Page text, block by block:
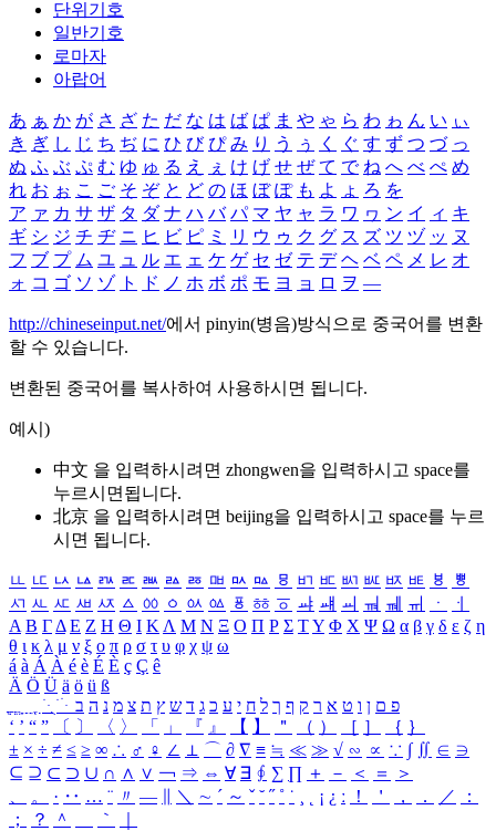
단위기호
일반기호
로마자
아랍어
あ ぁ か が さ ざ た だ な は ば ぱ ま や ゃ ら わ ゎ ん い ぃ
き ぎ し じ ち ぢ に ひ び ぴ み り う ぅ く ぐ す ず つ づ っ
ぬ ふ ぶ ぷ む ゆ ゅ る え ぇ け げ せ ぜ て で ね へ べ ぺ め
れ お ぉ こ ご そ ぞ と ど の ほ ぼ ぽ も よ ょ ろ を
ア ァ カ サ ザ タ ダ ナ ハ バ パ マ ヤ ャ ラ ワ ヮ ン イ ィ キ
ギ シ ジ チ ヂ ニ ヒ ビ ピ ミ リ ウ ゥ ク グ ス ズ ツ ヅ ッ ヌ
フ ブ プ ム ユ ュ ル エ ェ ケ ゲ セ ゼ テ デ ヘ ベ ペ メ レ オ
ォ コ ゴ ソ ゾ ト ド ノ ホ ボ ポ モ ヨ ョ ロ ヲ ―
http://chineseinput.net/에서 pinyin(병음)방식으로 중국어를 변환
할 수 있습니다.
변환된 중국어를 복사하여 사용하시면 됩니다.
예시)
中文 을 입력하시려면 zhongwen을 입력하시고 space를
누르시면됩니다.
北京 을 입력하시려면 beijing을 입력하시고 space를 누르
시면 됩니다.
ㅥ ㅦ ㅧ ㅨ ㅩ ㅪ ㅫ ㅬ ㅭ ㅮ ㅯ ㅰ ㅱ ㅲ ㅳ ㅴ ㅵ ㅶ ㅷ ㅸ
ㅹ
ㅺ ㅻ ㅼ ㅽ ㅾ ㅿ ㆀ ㆁ ㆂ ㆃ ㆄ ㆅ ㆆ ㆇ ㆈ ㆉ ㆊ ㆋ ㆌ ㆍ
ㆎ
Α Β ΓΔ Ε Ζ Η Θ Ι ΚΛ Μ Ν Ξ Ο Π Ρ Σ ΤΥ Φ Χ Ψ Ω α β γ δ ε ζ η
θ ι κ λ μ ν ξ ο π ρ σ τ υ φ χ ψ ω
á à Á À é è É È ç Ç ê
Ä Ö Ü ä ö ü ß
ִֶֹ ֻּ ׁׂ פ ם ן ו ט א ר ק ף ך ל ח י ע כ ג ד ש ץ ת צ מ נ ה ב
‘ ’ “ ” 〔 〕 〈 〉 「 」 『 』 【 】 ＂ （ ） ［ ］ ｛ ｝
± × ÷ ≠ ≤ ≥ ∞ ∴ ♂ ♀ ∠ ⊥ ⌒ ∂ ∇ ≡ ≒ ≪ ≫ √ ∽ ∝ ∵ ∫ ∬ ∈ ∋
⊆ ⊇ ⊂ ⊃ ∪ ∩ ∧ ∨ ￢ ⇒ ⇔ ∀ ∃ ∮ ∑ ∏ ＋ － ＜ ＝
＞
、
。 · ‥ … ¨ 〃 ― ＼ ∼ ´ ～ ˇ ˘ ˝ ˚ ˙ ¸ ¡ ¿ ː ！ ＇ ， ． ／
：
；
？ ＾ ｀